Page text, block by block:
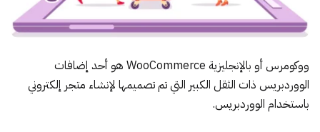
ووكومرس أو بالإنجليزية WooCommerce هو أحد إضافات
الووردبريس ذات الثقل الكبير التي تم تصميمها لإنشاء متجر إلكتروني
باستخدام الووردبريس.